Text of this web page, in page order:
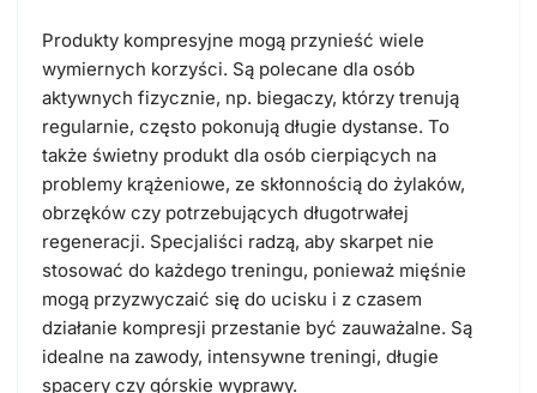
Produkty kompresyjne mogą przynieść wiele
wymiernych korzyści. Są polecane dla osób
aktywnych fizycznie, np. biegaczy, którzy trenują
regularnie, często pokonują długie dystanse. To
także świetny produkt dla osób cierpiących na
problemy krążeniowe, ze skłonnością do żylaków,
obrzęków czy potrzebujących długotrwałej
regeneracji. Specjaliści radzą, aby skarpet nie
stosować do każdego treningu, ponieważ mięśnie
mogą przyzwyczaić się do ucisku i z czasem
działanie kompresji przestanie być zauważalne. Są
idealne na zawody, intensywne treningi, długie
spacery czy górskie wyprawy.